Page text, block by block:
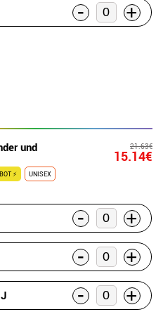
- +
und 21.63€
15.14€
⚡ UNISEX
- +
- +
- +